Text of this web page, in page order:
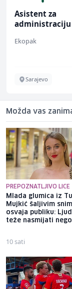
Asistent za
administraciju
Ekopak
Sarajevo
Možda vas
PREPOZNATLJIVO LICE
Mlada glumica iz
Mujkić šaljivim
osvaja publiku:
teže nasmijati
10 sati